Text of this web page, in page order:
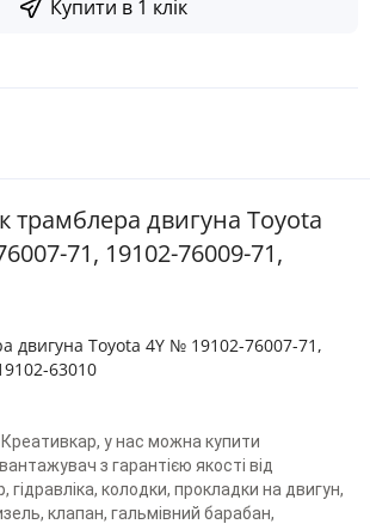
Купити в 1 клік
трамблера двигуна Toyota
71, 19102-76009-71,
двигуна Toyota 4Y № 19102-76007-71,
63010
Креативкар, у нас можна купити
з гарантією якості від
гідравліка, колодки, прокладки на двигун,
клапан, гальмівний барабан,